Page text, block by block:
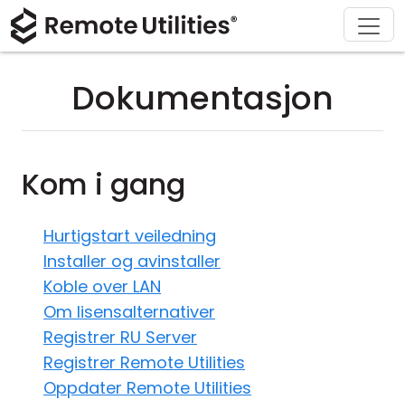
Dokumentasjon
Kom i gang
Hurtigstart veiledning
Installer og avinstaller
Koble over LAN
Om lisensalternativer
Registrer RU Server
Registrer Remote Utilities
Oppdater Remote Utilities
Produkt
Sikkerhet
Utgivelsesnotater
Tilkoblingsmoduser
Uovervåket tilgang
Active Directory-støtte
MSI-konfigurasjon
Løsninger
Produksjon og detaljhandel
Utdanning og regjering
Informasjonsteknologi
Last ned
macOS
iOS/Android
Kjøp
Lisensassistent
Støtte
Dokumentasjon
Om
Presse-rom